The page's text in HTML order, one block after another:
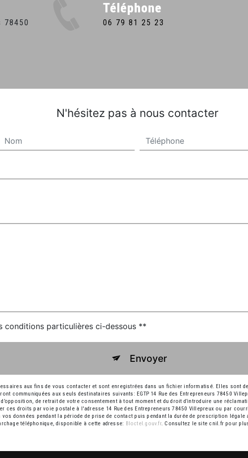
Téléphone
06 79 81 25 23
N'hésitez pas à nous contacter
conditions particulières ci-dessous **
Envoyer
aux fins de vous contacter et sont enregistrées dans un fichier informatisé. Elles sont
communiquées aux seuls destinataires suivants: EGTP 14 Rue des Entrepreneurs 78450
de retrait de votre consentement à tout moment et du droit d’introduire une
ces droits par voie postale à l'adresse 14 Rue des Entrepreneurs 78450 Villepreux ou par
données pendant la période de prise de contact puis pendant la durée de prescription
téléphonique, disponible à cette adresse:
Bloctel.gouv.fr. Consultez le site cnil.fr pour